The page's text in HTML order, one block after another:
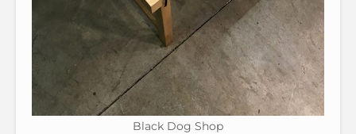
Black Dog Shop